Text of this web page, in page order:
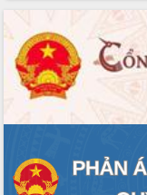
VĂN BẢN HĐND TỈNH
ĐIỂM TIN VĂN BẢN